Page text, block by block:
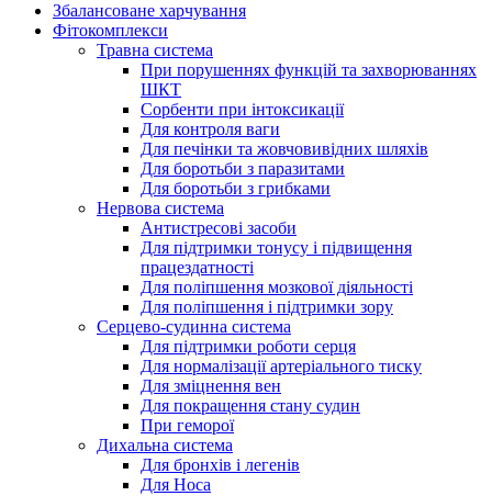
Збалансоване харчування
Фітокомплекси
Травна система
При порушеннях функцій та захворюваннях
ШКТ
Сорбенти при інтоксикації
Для контроля ваги
Для печінки та жовчовивідних шляхів
Для боротьби з паразитами
Для боротьби з грибками
Нервова система
Антистресові засоби
Для підтримки тонусу і підвищення
працездатності
Для поліпшення мозкової діяльності
Для поліпшення і підтримки зору
Серцево-судинна система
Для підтримки роботи серця
Для нормалізації артеріального тиску
Для зміцнення вен
Для покращення стану судин
При геморої
Дихальна система
Для бронхів і легенів
Для Носа